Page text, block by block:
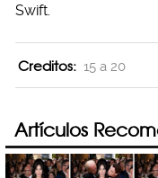
Swift.
Creditos: 15 a 20
Artículos